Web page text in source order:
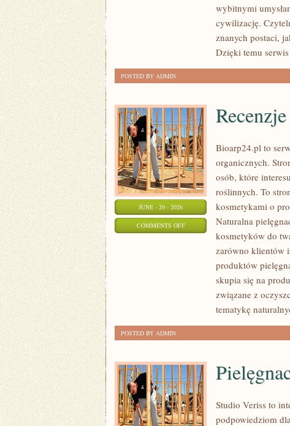
wybitnymi
cywilizację.
znanych postaci,
Dzięki temu
POSTED BY ADMIN
JUNE - 20 - 2026
COMMENTS OFFON
PORÓWNANIA
Bioarp24.pl to
organicznych.
osób, które
roślinnych. To
kosmetykami o
Naturalna
kosmetyków do
zarówno klientów
produktów
skupia się na
związane z
tematykę
POSTED BY ADMIN
Studio Veriss to
podpowiedziom